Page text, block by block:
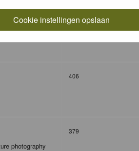
Cookie instellingen opslaan
327
406
photography
379